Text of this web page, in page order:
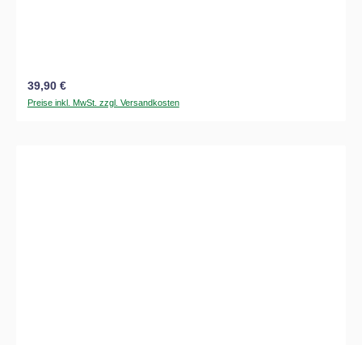
Regulärer Preis:
39,90 €
Preise inkl. MwSt. zzgl. Versandkosten